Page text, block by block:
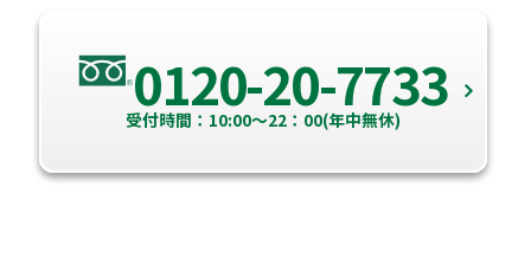
0120-20-7733
受付時間：10:00～22：00(年中無休)